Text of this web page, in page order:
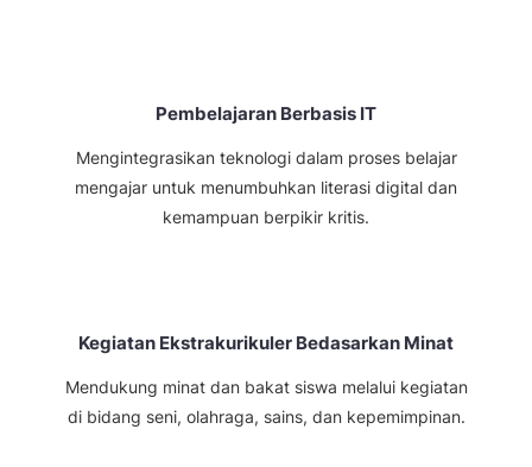
Pembelajaran Berbasis IT
Mengintegrasikan teknologi dalam proses belajar
mengajar untuk menumbuhkan literasi digital dan
kemampuan berpikir kritis.
Kegiatan Ekstrakurikuler Bedasarkan Minat
Mendukung minat dan bakat siswa melalui kegiatan
di bidang seni, olahraga, sains, dan kepemimpinan.